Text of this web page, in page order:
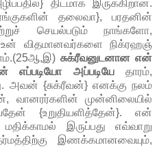
திடமாக இருக்கிறான்.
தலைவா}, பரதனின்
செயல்படும் நாங்களோ,
உன் விதமானவர்களை நிக்ரஹஞ்
சுக்ரீவனுடனான என்
எப்படியோ அப்படியேதாரம்,
அவன் {சுக்ரீவன்} எனக்கு நலம்
வானரர்களின் முன்னிலையில்
{உறுதியளித்தேன்}. என்
இருப்பது எவ்வாறு
இணக்கமானவையும்,